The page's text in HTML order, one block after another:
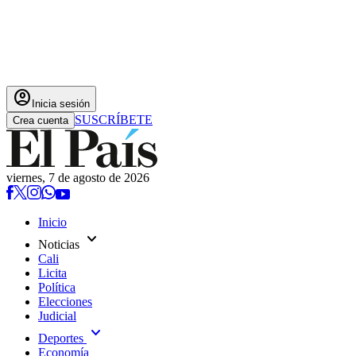
account_circle Inicia sesión
Crea cuenta SUSCRÍBETE
viernes, 7 de agosto de 2026
Inicio
Noticias expand_more
Cali
Licita
Política
Elecciones
Judicial
Deportes expand_more
Economía